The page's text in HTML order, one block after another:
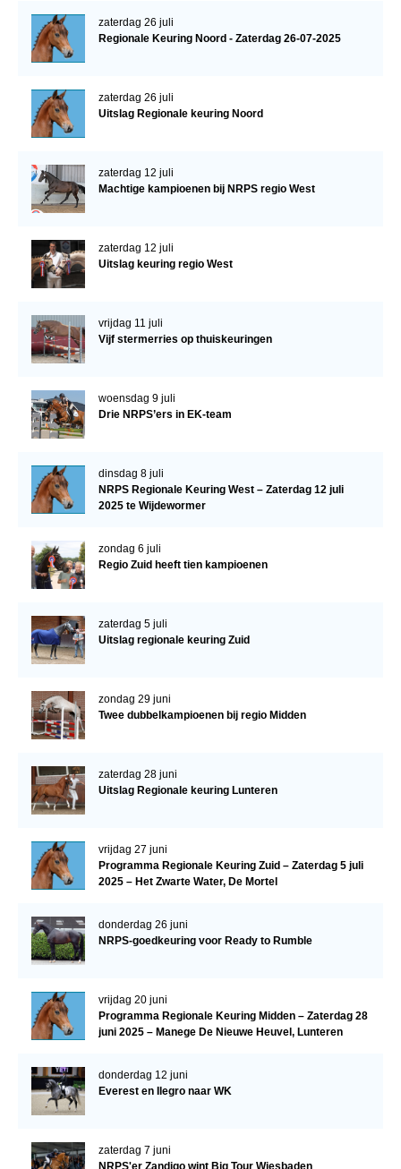
zaterdag 26 juli
Regionale Keuring Noord - Zaterdag 26-07-2025
zaterdag 26 juli
Uitslag Regionale keuring Noord
zaterdag 12 juli
Machtige kampioenen bij NRPS regio West
zaterdag 12 juli
Uitslag keuring regio West
vrijdag 11 juli
Vijf stermerries op thuiskeuringen
woensdag 9 juli
Drie NRPS’ers in EK-team
dinsdag 8 juli
NRPS Regionale Keuring West – Zaterdag 12 juli
2025 te Wijdewormer
zondag 6 juli
Regio Zuid heeft tien kampioenen
zaterdag 5 juli
Uitslag regionale keuring Zuid
zondag 29 juni
Twee dubbelkampioenen bij regio Midden
zaterdag 28 juni
Uitslag Regionale keuring Lunteren
vrijdag 27 juni
Programma Regionale Keuring Zuid – Zaterdag 5 juli
2025 – Het Zwarte Water, De Mortel
donderdag 26 juni
NRPS-goedkeuring voor Ready to Rumble
vrijdag 20 juni
Programma Regionale Keuring Midden – Zaterdag 28
juni 2025 – Manege De Nieuwe Heuvel, Lunteren
donderdag 12 juni
Everest en Ilegro naar WK
zaterdag 7 juni